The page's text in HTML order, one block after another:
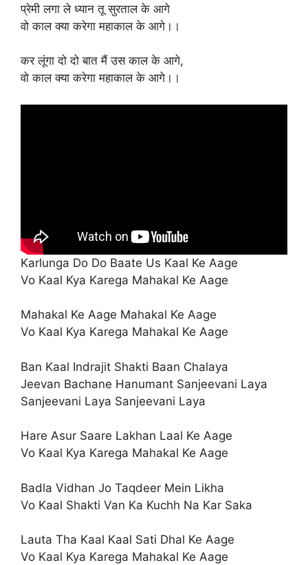
प्रेमी लगा ले ध्यान तू सुरताल के आगे
वो काल क्या करेगा महाकाल के आगे।।
कर लूंगा दो दो बात मैं उस काल के आगे,
वो काल क्या करेगा महाकाल के आगे।।
Karlunga Do Do Baate Us Kaal Ke Aage
Vo Kaal Kya Karega Mahakal Ke Aage
Mahakal Ke Aage Mahakal Ke Aage
Vo Kaal Kya Karega Mahakal Ke Aage
Ban Kaal Indrajit Shakti Baan Chalaya
Jeevan Bachane Hanumant Sanjeevani Laya
Sanjeevani Laya Sanjeevani Laya
Hare Asur Saare Lakhan Laal Ke Aage
Vo Kaal Kya Karega Mahakal Ke Aage
Badla Vidhan Jo Taqdeer Mein Likha
Vo Kaal Shakti Van Ka Kuchh Na Kar Saka
Lauta Tha Kaal Kaal Sati Dhal Ke Aage
Vo Kaal Kya Karega Mahakal Ke Aage